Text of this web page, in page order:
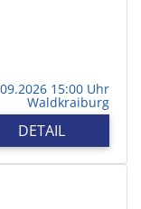
15:00 Uhr
Waldkraiburg
DETAIL